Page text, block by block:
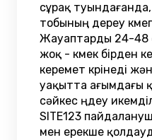
сұрақ туындағанда,
тобының дереу
Жауаптарды 24-48
жоқ - көмек бірден
керемет көрінеді
уақытта ағымдағы
сәйкес өңдеу
SITE123
мен ерекше